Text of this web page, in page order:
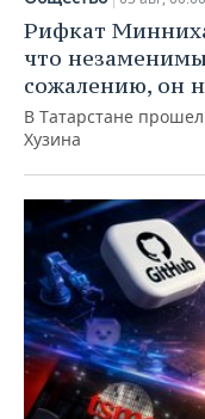
Рифкат
что
сожалению, он
В Татарстане
Хузина